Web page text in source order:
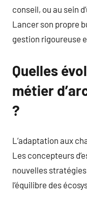
conseil, ou au sein
Lancer son propre
gestion rigoureuse
Quelles
métier
?
L’adaptation aux
Les concepteurs
nouvelles
l’équilibre des